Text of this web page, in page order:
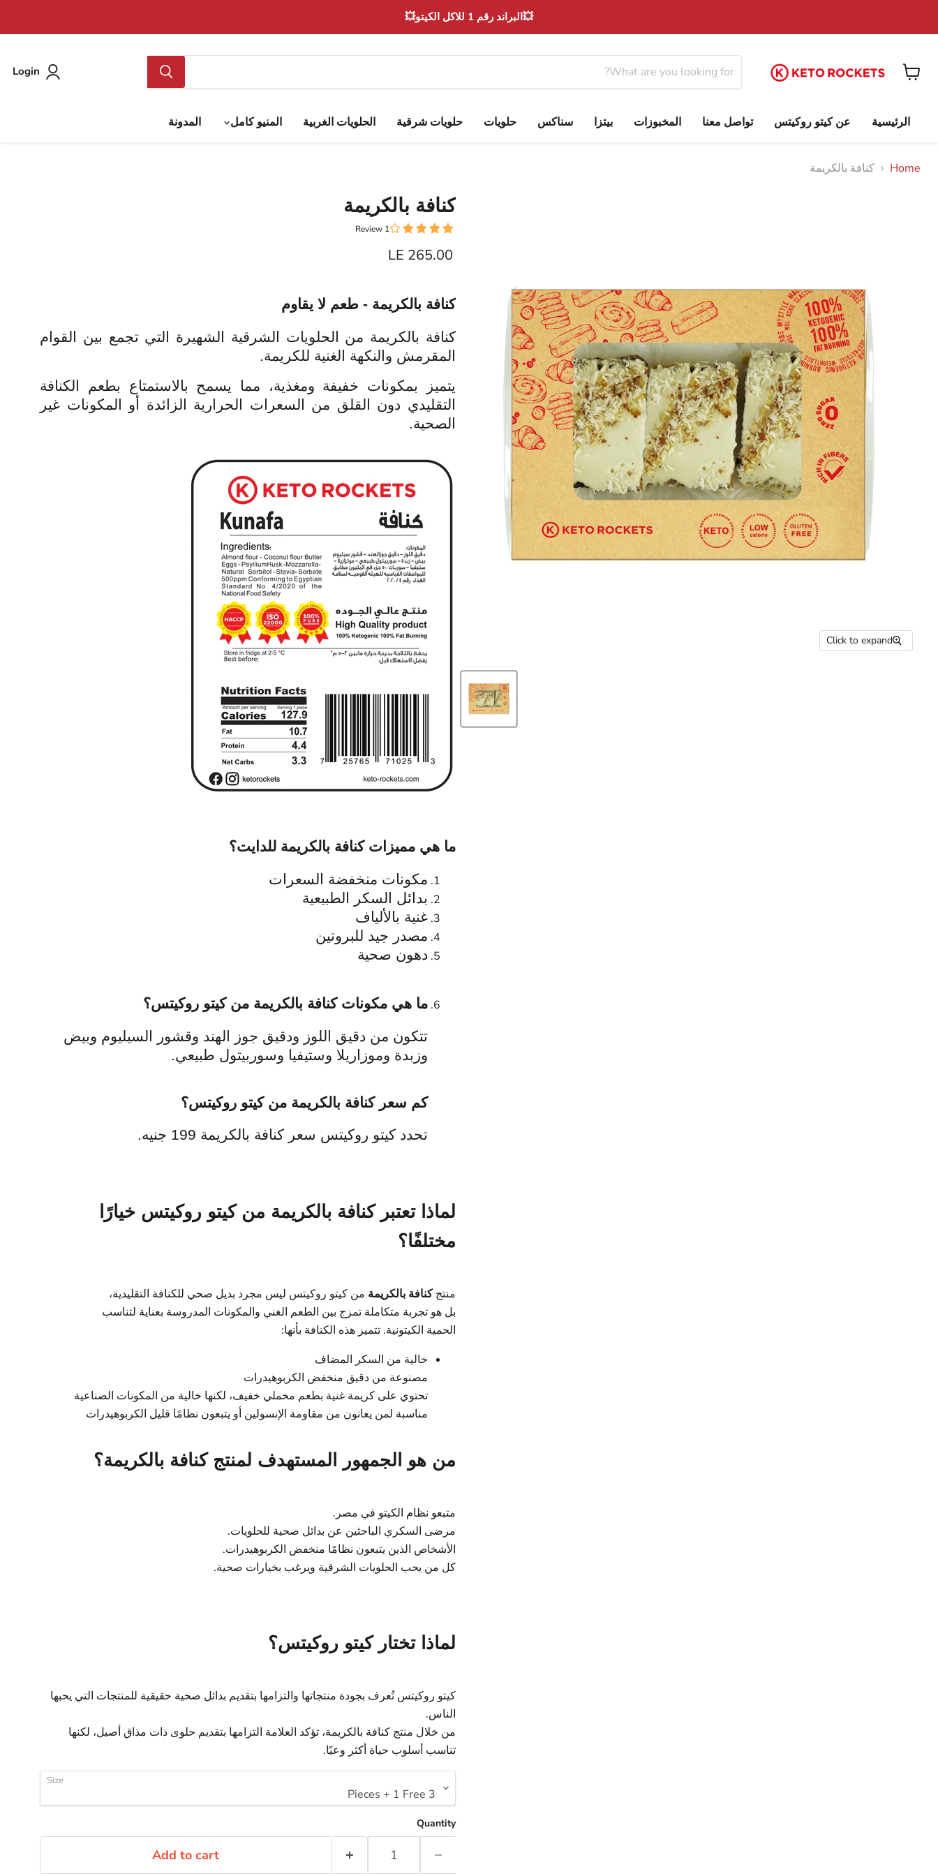
💥البراند رقم 1 للاكل الكيتو💥
Login
View
الرئيسية
عن كيتو روكيتس تواصل معنا المخبوزات بيتزا سناكس حلويات حلويات شرقية الحلويات الغربية المنيو كامل المدونة
Home كنافة بالكريمة
Click to expand
كنافة بالكريمة
1 Review
Current price
LE 265.00
كنافة بالكريمة - طعم لا يقاوم
كنافة بالكريمة من الحلويات الشرقية الشهيرة التي تجمع بين القوام
المقرمش والنكهة الغنية للكريمة.
يتميز بمكونات خفيفة ومغذية، مما يسمح بالاستمتاع بطعم الكنافة
التقليدي دون القلق من السعرات الحرارية الزائدة أو المكونات غير
الصحية.
ما هي مميزات كنافة بالكريمة للدايت؟
مكونات منخفضة السعرات
بدائل السكر الطبيعية
غنية بالألياف
مصدر جيد للبروتين
دهون صحية
ما هي مكونات كنافة بالكريمة من كيتو روكيتس؟
تتكون من دقيق اللوز ودقيق جوز الهند وقشور السيليوم وبيض
وزبدة وموزاريلا وستيفيا وسوربيتول طبيعي.
كم سعر كنافة بالكريمة من كيتو روكيتس؟
تحدد كيتو روكيتس سعر كنافة بالكريمة 199 جنيه.
لماذا تعتبر كنافة بالكريمة من كيتو روكيتس خيارًا
مختلفًا؟
منتجكنافة بالكريمة من كيتو روكيتس ليس مجرد بديل صحي للكنافة التقليدية،
بل هو تجربة متكاملة تمزج بين الطعم الغني والمكونات المدروسة بعناية لتناسب
الحمية الكيتونية. تتميز هذه الكنافة بأنها:
خالية من السكر المضاف
مصنوعة من دقيق منخفض الكربوهيدرات
تحتوي على كريمة غنية بطعم مخملي خفيف، لكنها خالية من المكونات الصناعية
مناسبة لمن يعانون من مقاومة الإنسولين أو يتبعون نظامًا قليل الكربوهيدرات
من هو الجمهور المستهدف لمنتج كنافة بالكريمة؟
متبعو نظام الكيتو في مصر.
مرضى السكري الباحثين عن بدائل صحية للحلويات.
الأشخاص الذين يتبعون نظامًا منخفض الكربوهيدرات.
كل من يحب الحلويات الشرقية ويرغب بخيارات صحية.
لماذا تختار كيتو روكيتس؟
كيتو روكيتس تُعرف بجودة منتجاتها والتزامها بتقديم بدائل صحية حقيقية للمنتجات التي يحبها
الناس.
من خلال منتج كنافة بالكريمة، تؤكد العلامة التزامها بتقديم حلوى ذات مذاق أصيل، لكنها
تناسب أسلوب حياة أكثر وعيًا.
Size
Quantity
Add to cart